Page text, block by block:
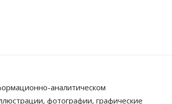
аналитическом
фотографии, графические